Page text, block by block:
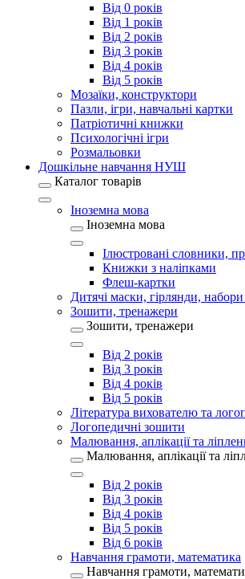
Від 0 років
Від 1 років
Від 2 років
Від 3 років
Від 4 років
Від 5 років
Мозаїки, конструктори
Пазли, ігри, навчальні картки
Патріотичні книжки
Психологічні ігри
Розмальовки
Дошкільне навчання НУШ
Каталог товарів
Іноземна мова
Іноземна мова
Ілюстровані словники,
Книжки з наліпками
Флеш-картки
Дитячі маски, гірлянди,
Зошити, тренажери
Зошити, тренажери
Від 2 років
Від 3 років
Від 4 років
Від 5 років
Література вихователю та
Логопедичні зошити
Малювання, аплікації та
Малювання, аплікації та
Від 2 років
Від 3 років
Від 4 років
Від 5 років
Від 6 років
Навчання грамоти, математика
Навчання грамоти,